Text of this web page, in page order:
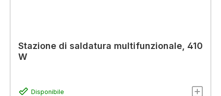
Stazione di saldatura multifunzionale, 410
W
Disponibile